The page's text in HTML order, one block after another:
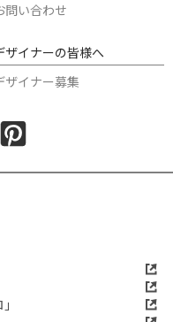
問い合わせ
ザイナーの皆様へ
ザイナー募集